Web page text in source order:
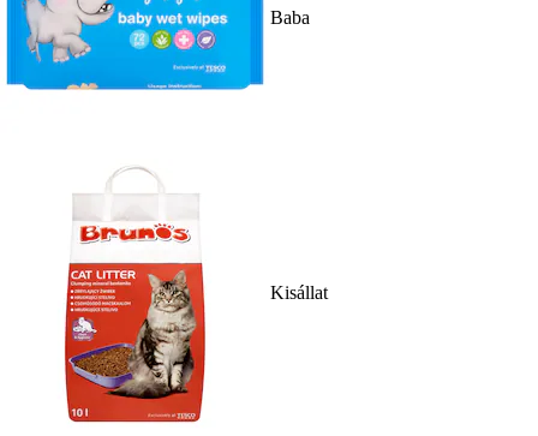
Baba
Kisállat